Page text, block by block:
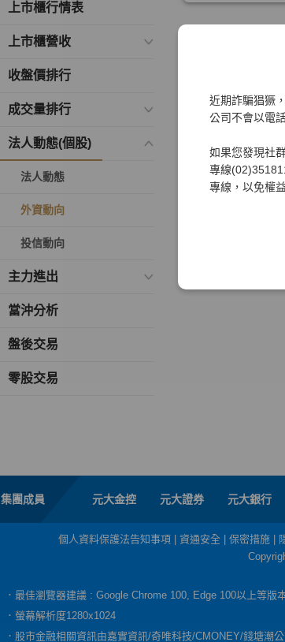
近期詐騙猖獗
公司不會以電
如果您發現社
專線
專線，以免權
上市櫃行情表
上市櫃營收
收盤價排行
成交量排行
法人動態(個股)
法人動態
外資動向
投信動向
主力進出
當沖分析
盤後交易
零股交易
集團成員 元大金控 元大證券 元大銀行
個人資料保護法告知事項 資通安全 保密措施
．最佳瀏覽器建議 : Google Chrome 100, Edge 100以上等版
．螢幕解析度1280x1024
．股市金融相關資訊由嘉實資訊/奇唯科技/CMONEY/錢塘潮